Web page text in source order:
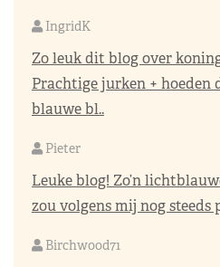
IngridK
Zo leuk dit blog over
Prachtige jurken + hoeden
blauwe bl..
Pieter
Leuke blog! Zo’n
zou volgens mij nog steeds
Birchwood71